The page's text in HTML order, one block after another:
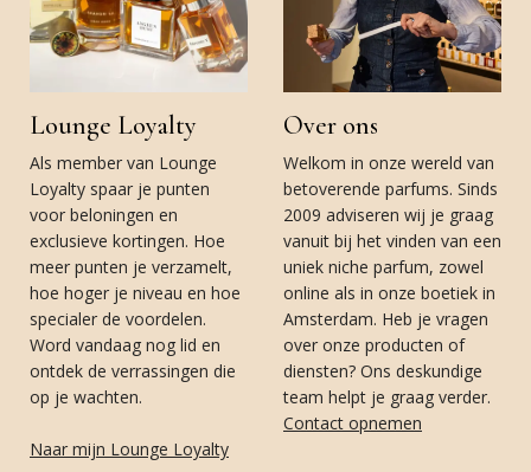
Lounge Loyalty
Als member van Lounge
Loyalty spaar je punten
voor beloningen en
exclusieve kortingen. Hoe
meer punten je verzamelt,
hoe hoger je niveau en hoe
specialer de voordelen.
Word vandaag nog lid en
ontdek de verrassingen die
op je wachten.
Naar mijn Lounge Loyalty
Over ons
Welkom in onze wereld van
betoverende parfums. Sinds
2009 adviseren wij je graag
vanuit bij het vinden van een
uniek niche parfum, zowel
online als in onze boetiek in
Amsterdam. Heb je vragen
over onze producten of
diensten? Ons deskundige
team helpt je graag verder.
Contact opnemen